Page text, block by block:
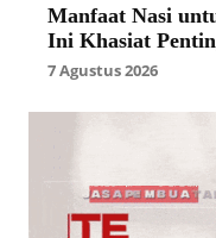
Manfaat Nasi
Ini Khasiat
7 Agustus 2026